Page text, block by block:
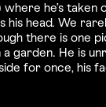
where he’s taken
his head. We
there is one
garden. He is
for once, his